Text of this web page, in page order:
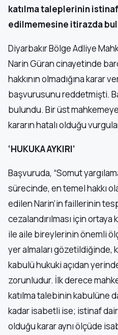
katılma taleplerinin
edilmemesine itirazda
Diyarbakır Bölge Adliye
Narin Güran cinayetinde
hakkının olmadığına karar
başvurusunu reddetmişti.
bulundu. Bir üst
kararın hatalı olduğu
‘HUKUKA AYKIRI’
Başvuruda, “Somut
sürecinde, en temel hakkı
edilen Narin’in faillerinin
cezalandırılması için
ile aile bireylerinin önemli
yer almaları gözetildiğinde,
kabulü hukuki açıdan
zorunludur. İlk derece
katılma talebinin kabulüne
kadar isabetli ise; istinaf
olduğu karar aynı ölçüde